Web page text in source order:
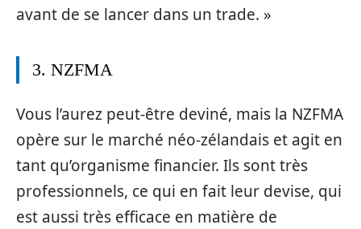
avant de se lancer dans un trade. »
3. NZFMA
Vous l’aurez peut-être deviné, mais la NZFMA
opère sur le marché néo-zélandais et agit en
tant qu’organisme financier. Ils sont très
professionnels, ce qui en fait leur devise, qui
est aussi très efficace en matière de